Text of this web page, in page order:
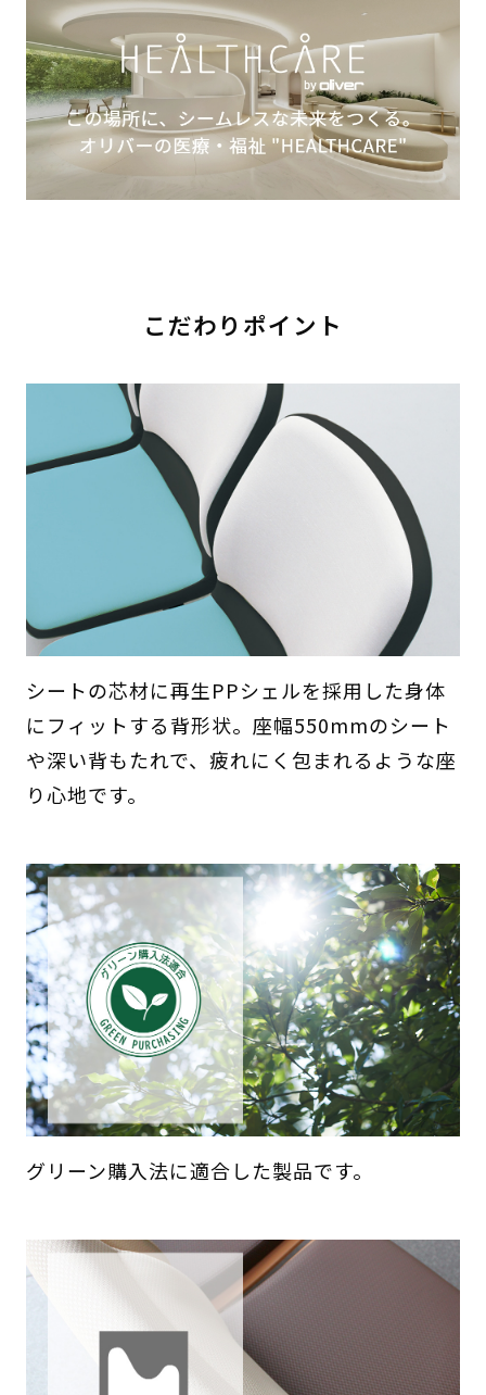
こだわりポイント
シートの芯材に再生PPシェルを採用した身体
にフィットする背形状。座幅550mmのシート
や深い背もたれで、疲れにく包まれるような座
り心地です。
グリーン購入法に適合した製品です。